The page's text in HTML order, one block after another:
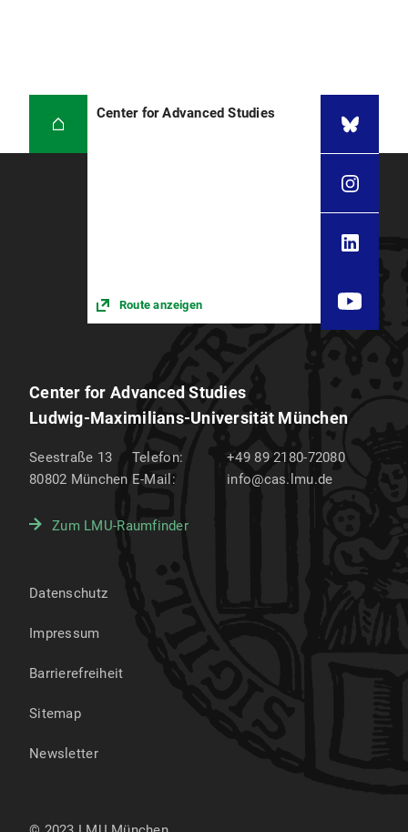
Center for Advanced Studies
Route anzeigen
Center for Advanced Studies
Ludwig-Maximilians-Universität München
Seestraße 13
80802 München
Telefon:
+49 89 2180-72080
E-Mail:
info@cas.lmu.de
Zum LMU-Raumfinder
Datenschutz
Impressum
Barrierefreiheit
Sitemap
Newsletter